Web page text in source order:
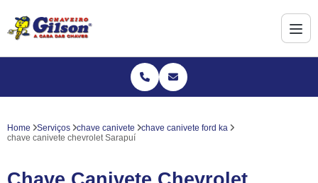
Home Serviços chave canivete
chave canivete ford ka
chave canivete chevrolet Sarapuí